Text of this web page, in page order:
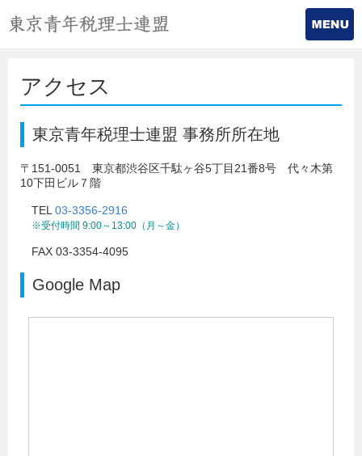
アクセス
東京青年税理士連盟 事務所所在地
〒151-0051 東京都渋谷区千駄ヶ谷5丁目21番8号 代々木第
10下田ビル７階
TEL03-3356-2916
※受付時間 9:00～13:00（月～金）
FAX 03-3354-4095
Google Map